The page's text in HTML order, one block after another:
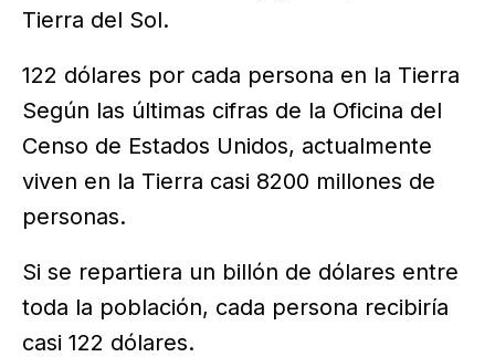
Tierra del Sol.
122 dólares por cada persona en la Tierra
Según las últimas cifras de la Oficina del
Censo de Estados Unidos, actualmente
viven en la Tierra casi 8200 millones de
personas.
Si se repartiera un billón de dólares entre
toda la población, cada persona recibiría
casi 122 dólares.